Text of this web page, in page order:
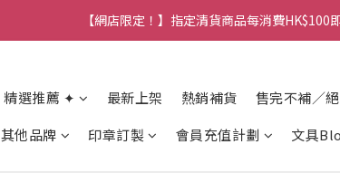
香港訂單金額滿HK$150包平郵｜滿HK$299包易
【網店限定！】指定清貨商品每消費
精選推薦 ✦ 最新上架 熱銷補貨 售完不補／
其他品牌 印章訂製 會員充值計劃 文具